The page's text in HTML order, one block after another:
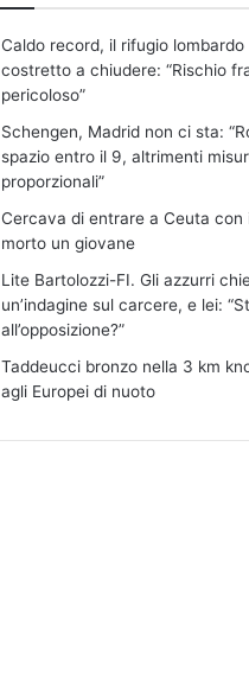
Caldo record, il rifugio lombardo
costretto a chiudere: “Rischio
pericoloso”
Schengen, Madrid non ci sta:
spazio entro il 9, altrimenti
proporzionali”
Cercava di entrare a Ceuta con
morto un giovane
Lite Bartolozzi-FI. Gli azzurri
un’indagine sul carcere, e lei:
all’opposizione?”
Taddeucci bronzo nella 3 km
agli Europei di nuoto